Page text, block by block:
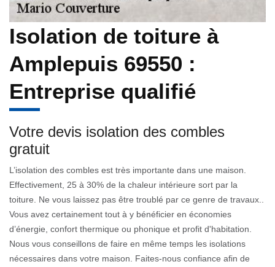
Isolation de toiture à
Amplepuis 69550 :
Entreprise qualifié
Votre devis isolation des combles
gratuit
L’isolation des combles est très importante dans une maison.
Effectivement, 25 à 30% de la chaleur intérieure sort par la
toiture. Ne vous laissez pas être troublé par ce genre de travaux..
Vous avez certainement tout à y bénéficier en économies
d’énergie, confort thermique ou phonique et profit d'habitation.
Nous vous conseillons de faire en même temps les isolations
nécessaires dans votre maison. Faites-nous confiance afin de